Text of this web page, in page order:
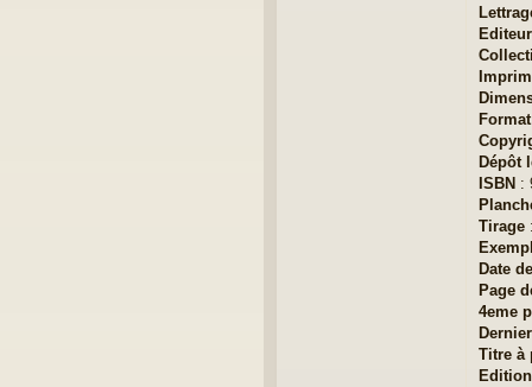
Editeur
Format
Dépôt
ISBN :
Tirage
Date
Page
4eme
Titre à
Edition